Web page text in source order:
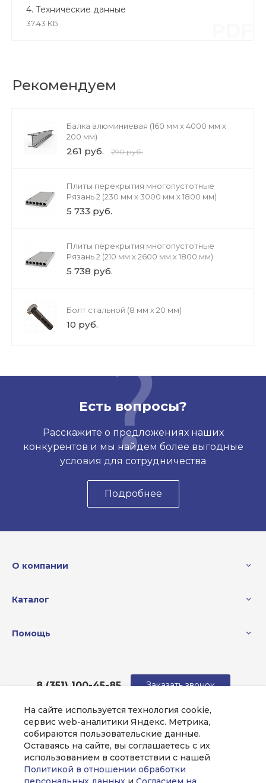
На сайте используется технология cookie,
сервис web-аналитики Яндекс. Метрика,
собираются пользовательские данные.
Оставаясь на сайте, вы соглашаетесь с их
использованием в соответствии с нашей
Политикой в отношении обработки
4. Технические данные
37.43 КБ
Рекомендуем
Балка алюминиевая (160 мм х 4000 мм х
200 мм)
261 руб. 290 руб.
Плиты перекрытия многопустотные
Рязань 2 (230 мм х 3000 мм х 1800 мм)
5 733 руб.
Плиты перекрытия многопустотные
Рязань 2 (210 мм х 2600 мм х 1800 мм)
5 738 руб.
Болт стальной (8 мм х 20 мм)
10 руб.
Есть вопросы?
Расскажите о предложениях наших
конкурентов и мы найдем более выгодные
условия для сотрудничества
Подробнее
О компании
Каталог
Помощь
sale@intecweb.ru
8 (351) 100-45-85
г. Челябинск, ул.Свободы, д.93, оф. 6
Заказать звонок